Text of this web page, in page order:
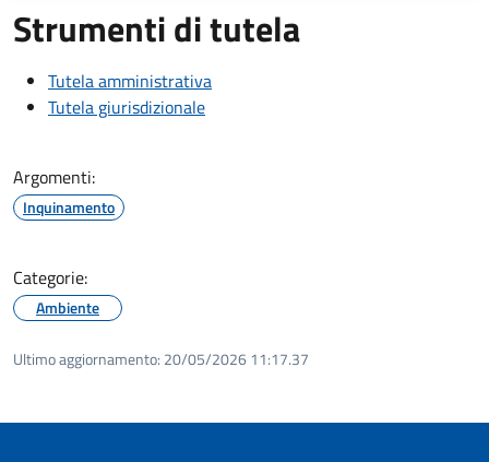
Strumenti di tutela
Tutela amministrativa
Tutela giurisdizionale
Argomenti:
Inquinamento
Categorie:
Ambiente
Ultimo aggiornamento: 20/05/2026 11:17.37